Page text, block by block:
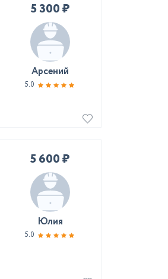
5 300 ₽
Арсений
5.0
5 600 ₽
Юлия
5.0